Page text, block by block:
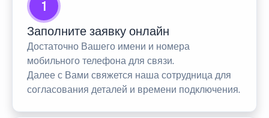
1
Заполните заявку онлайн
Достаточно Вашего имени и номера
мобильного телефона для связи.
Далее с Вами свяжется наша сотрудница для
согласования деталей и времени подключения.